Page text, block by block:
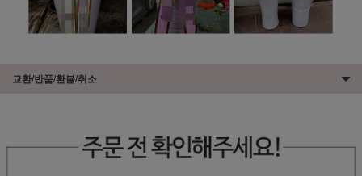
교환/반품/환불/취소